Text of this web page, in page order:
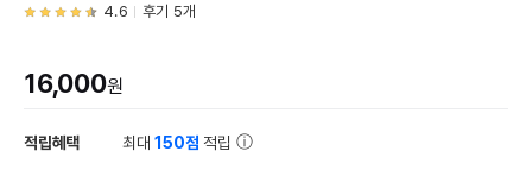
4.6 후기 5개
16,000원
적립혜택 최대150점 적립